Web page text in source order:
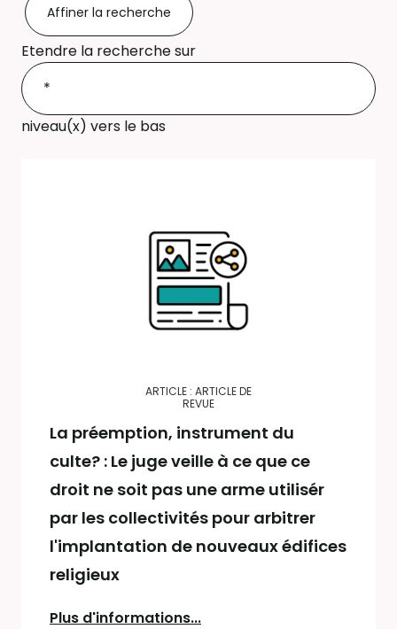
Affiner la recherche
Etendre la recherche sur
niveau(x) vers le bas
ARTICLE : ARTICLE DE
REVUE
La préemption, instrument du
culte? : Le juge veille à ce que ce
droit ne soit pas une arme utilisér
par les collectivités pour arbitrer
l'implantation de nouveaux édifices
religieux
Plus d'informations...